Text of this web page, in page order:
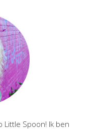
Little Spoon! Ik ben